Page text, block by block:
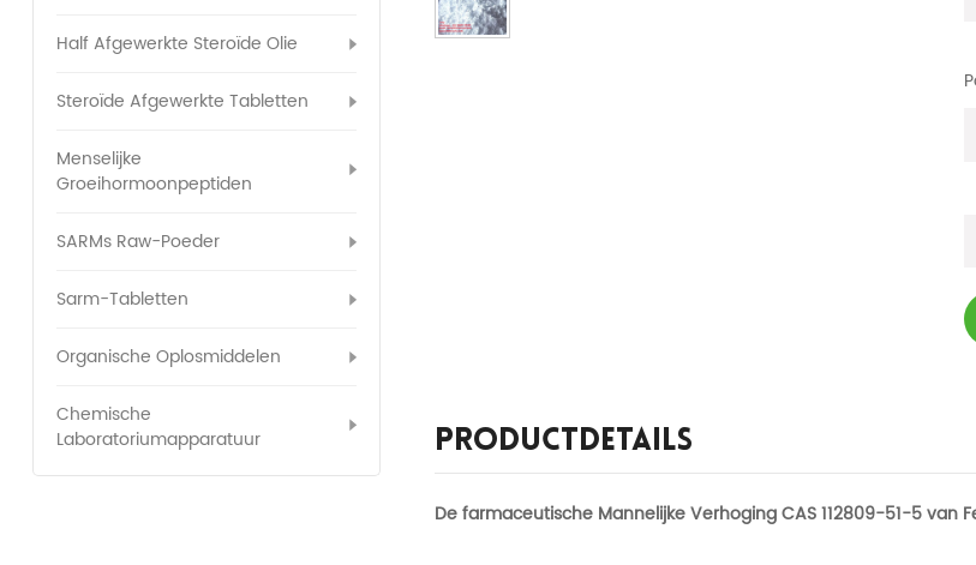
Half Afgewerkte Steroïde Olie
Steroïde Afgewerkte Tabletten
Menselijke
Groeihormoonpeptiden
SARMs Raw-Poeder
Sarm-Tabletten
Organische Oplosmiddelen
Chemische
Laboratoriumapparatuur
Productdetails
De farmaceutische Mannelijke Verhoging CAS 112809-51-5 van